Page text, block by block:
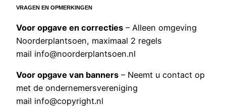
VRAGEN EN OPMERKINGEN
Voor opgave en correcties – Alleen omgeving
Noorderplantsoen, maximaal 2 regels
mail info@noorderplantsoen.nl
Voor opgave van banners – Neemt u contact op
met de ondernemersvereniging
mail info@copyright.nl